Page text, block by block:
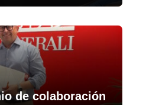
de colaboración